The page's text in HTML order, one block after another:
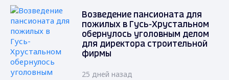
Возведение пансионата для
пожилых в Гусь-Хрустальном
обернулось уголовным делом
для директора строительной
фирмы
25 дней назад